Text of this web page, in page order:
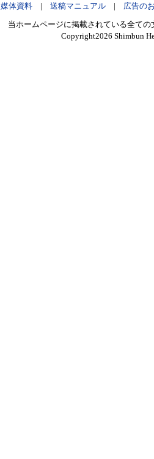
媒体資料| 送稿マニュアル| 広告の
当ホームページに掲載されている全て
Copyright2026 Shimbun